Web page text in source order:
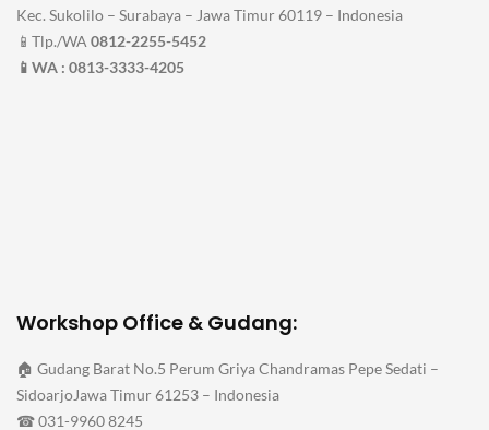
Kec. Sukolilo – Surabaya – Jawa Timur 60119 – Indonesia
📱Tlp./WA 0812-2255-5452
📱WA : 0813-3333-4205
Workshop Office & Gudang:
🏠 Gudang Barat No.5 Perum Griya Chandramas Pepe Sedati –
SidoarjoJawa Timur 61253 – Indonesia
☎ 031-9960 8245